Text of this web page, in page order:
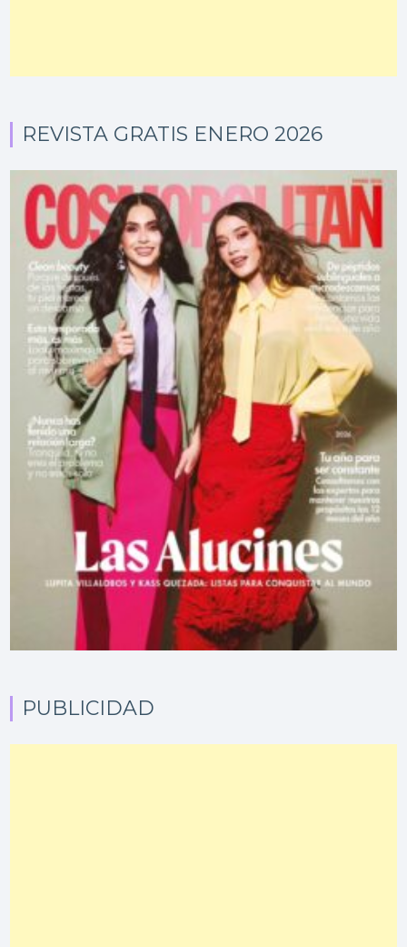
REVISTA GRATIS ENERO 2026
PUBLICIDAD